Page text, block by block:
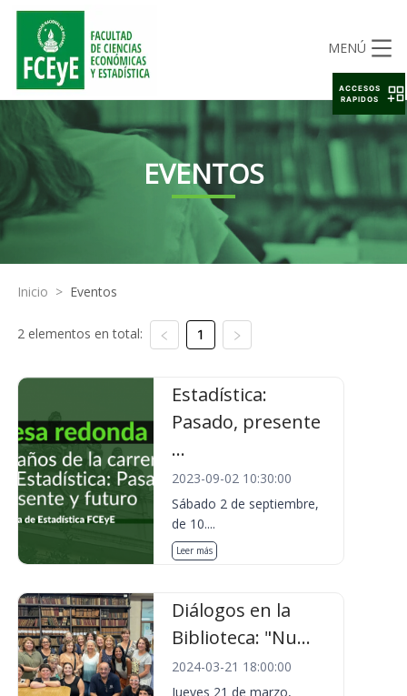
MENÚ
EVENTOS
Inicio > Eventos
2 elementos en total: 1
Estadística:
Pasado, presente
...
2023-09-02 10:30:00
Sábado 2 de septiembre,
de 10....
Leer más
Diálogos en la
Biblioteca: "Nu...
2024-03-21 18:00:00
Jueves 21 de marzo,
ACCESOS
RAPIDOS